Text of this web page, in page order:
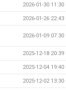
2026-01-30 11:30
2026-01-26 22:43
2026-01-09 07:30
2025-12-18 20:39
2025-12-04 19:40
2025-12-02 13:30